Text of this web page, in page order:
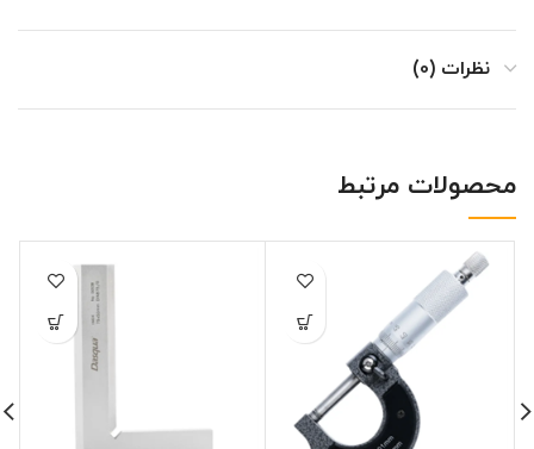
نظرات (0)
محصولات مرتبط